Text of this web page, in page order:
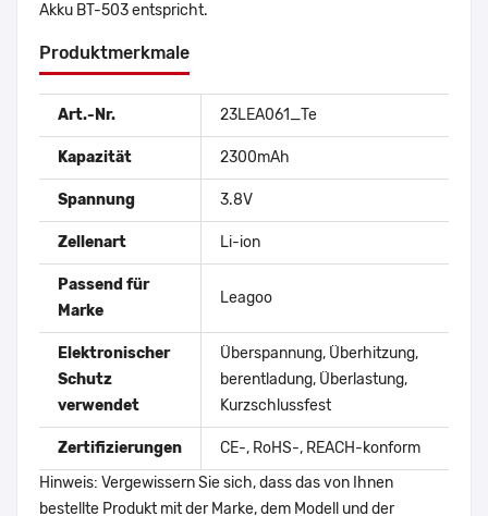
Akku BT-503 entspricht.
Produktmerkmale
Art.-Nr. 23LEA061_Te
Kapazität 2300mAh
Spannung 3.8V
Zellenart Li-ion
Passend für
Marke
Leagoo
Elektronischer
Schutz
verwendet
Überspannung, Überhitzung,
berentladung, Überlastung,
Kurzschlussfest
Zertifizierungen
CE-, RoHS-, REACH-konform
Hinweis: Vergewissern Sie sich, dass das von Ihnen
bestellte Produkt mit der Marke, dem Modell und der